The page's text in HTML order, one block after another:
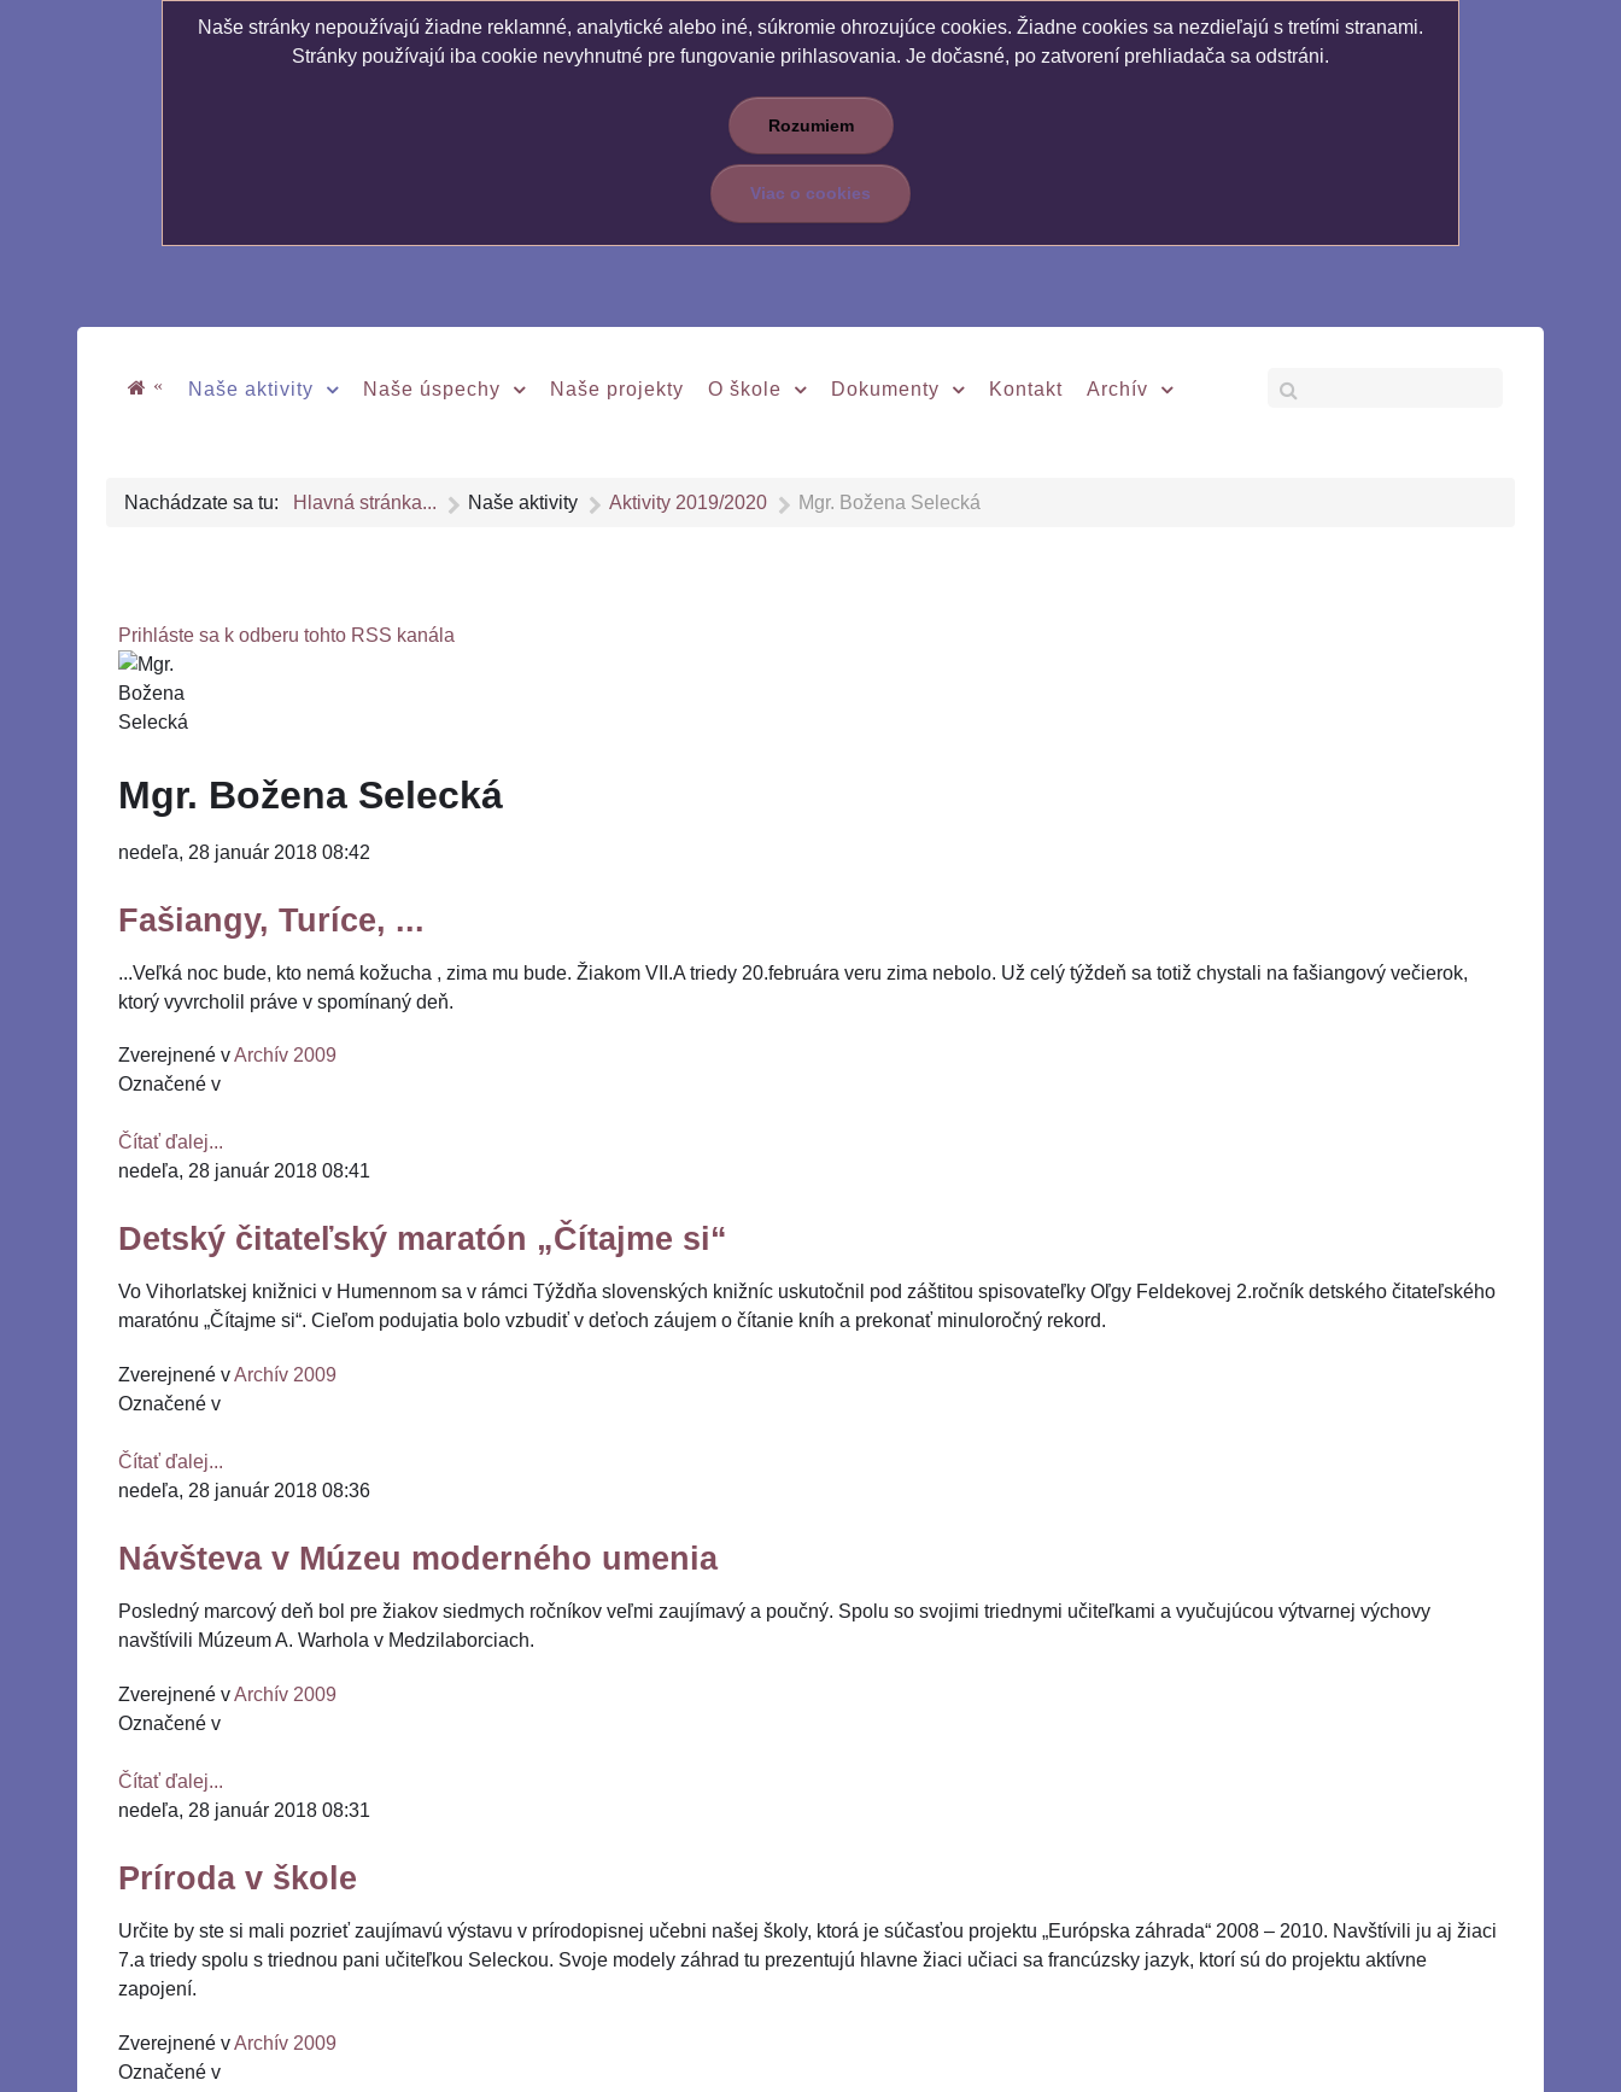
Naše stránky nepoužívajú žiadne reklamné, analytické alebo iné, súkromie ohrozujúce cookies. Žiadne cookies sa nezdieľajú s tretími stranami.
Stránky používajú iba cookie nevyhnutné pre fungovanie prihlasovania. Je dočasné, po zatvorení prehliadača sa odstráni.
Rozumiem
Viac o cookies
« Naše aktivity Naše úspechy Naše projekty O škole Dokumenty Kontakt Archív
Nachádzate sa tu: Hlavná stránka... Naše aktivity Aktivity 2019/2020 Mgr. Božena Selecká
Prihláste sa k odberu tohto RSS kanála
Mgr. Božena Selecká
nedeľa, 28 január 2018 08:42
Fašiangy, Turíce, ...
...Veľká noc bude, kto nemá kožucha , zima mu bude. Žiakom VII.A triedy 20.februára veru zima nebolo. Už celý týždeň sa totiž chystali na fašiangový večierok,
ktorý vyvrcholil práve v spomínaný deň.
Zverejnené vArchív 2009
Označené v
Čítať ďalej...
nedeľa, 28 január 2018 08:41
Detský čitateľský maratón „Čítajme si“
Vo Vihorlatskej knižnici v Humennom sa v rámci Týždňa slovenských knižníc uskutočnil pod záštitou spisovateľky Oľgy Feldekovej 2.ročník detského čitateľského
maratónu „Čítajme si“. Cieľom podujatia bolo vzbudiť v deťoch záujem o čítanie kníh a prekonať minuloročný rekord.
Zverejnené vArchív 2009
Označené v
Čítať ďalej...
nedeľa, 28 január 2018 08:36
Návšteva v Múzeu moderného umenia
Posledný marcový deň bol pre žiakov siedmych ročníkov veľmi zaujímavý a poučný. Spolu so svojimi triednymi učiteľkami a vyučujúcou výtvarnej výchovy
navštívili Múzeum A. Warhola v Medzilaborciach.
Zverejnené vArchív 2009
Označené v
Čítať ďalej...
nedeľa, 28 január 2018 08:31
Príroda v škole
Určite by ste si mali pozrieť zaujímavú výstavu v prírodopisnej učebni našej školy, ktorá je súčasťou projektu „Európska záhrada“ 2008 – 2010. Navštívili ju aj žiaci
7.a triedy spolu s triednou pani učiteľkou Seleckou. Svoje modely záhrad tu prezentujú hlavne žiaci učiaci sa francúzsky jazyk, ktorí sú do projektu aktívne
zapojení.
Zverejnené vArchív 2009
Označené v